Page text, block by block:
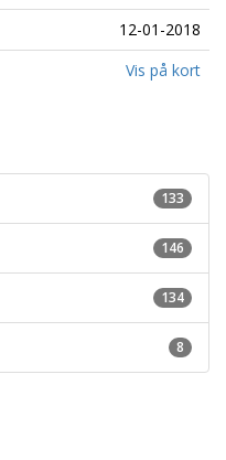
12-01-2018
Vis på kort
133
146
134
8